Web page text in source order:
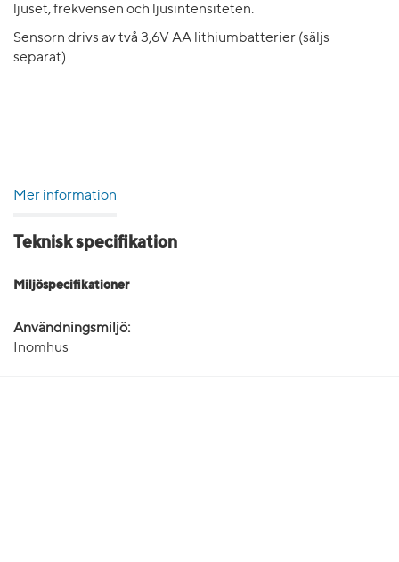
ljuset, frekvensen och ljusintensiteten.
Sensorn drivs av två 3,6V AA lithiumbatterier (säljs
separat).
Mer information
Teknisk specifikation
Miljöspecifikationer
Användningsmiljö:
Inomhus